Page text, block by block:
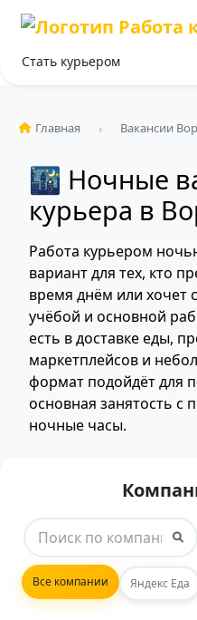
Стать курьером
Главная Вакансии
🌃 Ночные
курьера в
Работа курьером
вариант для тех, кто
время днём или хочет
учёбой и основной
есть в доставке еды,
маркетплейсов и
формат подойдёт для
основная занятость с
ночные часы.
Все компании Яндекс Еда